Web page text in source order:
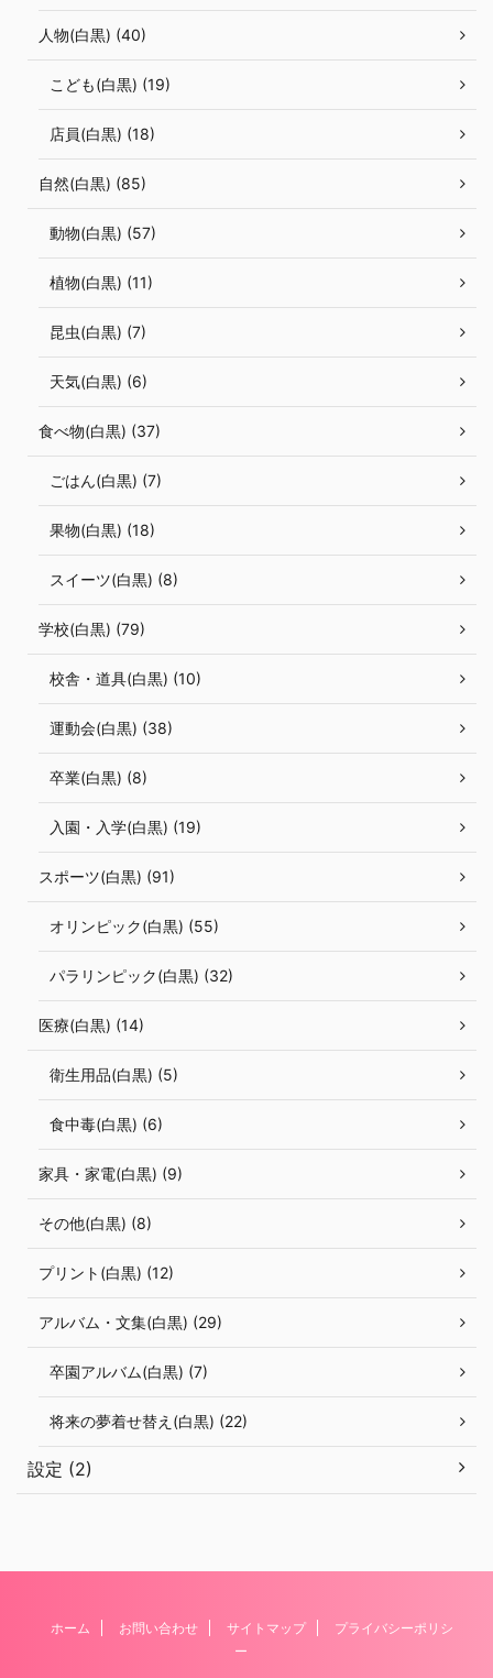
人物(白黒) (40)
こども(白黒) (19)
店員(白黒) (18)
自然(白黒) (85)
動物(白黒) (57)
植物(白黒) (11)
昆虫(白黒) (7)
天気(白黒) (6)
食べ物(白黒) (37)
ごはん(白黒) (7)
果物(白黒) (18)
スイーツ(白黒) (8)
学校(白黒) (79)
校舎・道具(白黒) (10)
運動会(白黒) (38)
卒業(白黒) (8)
入園・入学(白黒) (19)
スポーツ(白黒) (91)
オリンピック(白黒) (55)
パラリンピック(白黒) (32)
医療(白黒) (14)
衛生用品(白黒) (5)
食中毒(白黒) (6)
家具・家電(白黒) (9)
その他(白黒) (8)
プリント(白黒) (12)
アルバム・文集(白黒) (29)
卒園アルバム(白黒) (7)
将来の夢着せ替え(白黒) (22)
設定 (2)
ホーム お問い合わせ サイトマップ
プライバシーポリシ
ー